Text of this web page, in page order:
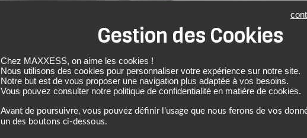
Chez MAXXESS, on aime les cookies !
Nous utilisons des cookies pour personnaliser votre expérience sur notre site.
Notre but est de vous proposer une navigation plus adaptée à vos besoins.
Vous pouvez consulter notre politique de confidentialité en matière de cookies.
Avant de poursuivre, vous pouvez définir l’usage que nous ferons de vos
un des boutons ci-dessous.